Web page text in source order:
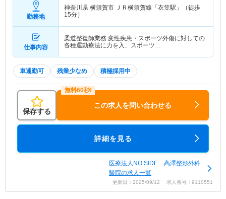
勤務地
神奈川県 横須賀市 ＪＲ横須賀線「衣笠駅」（徒歩
15分）
仕事内容
柔道整復師業務 変性疾患・スポーツ外傷に対しての
各種運動療法に力を入、スポーツ…
車通勤可 残業少なめ 積極採用中
保存する
この求人を問い合わせる
詳細を見る
医療法人NO SIDE 高澤整形外科
醫院の求人一覧
更新日：2025/09/12 求人番号：9110551